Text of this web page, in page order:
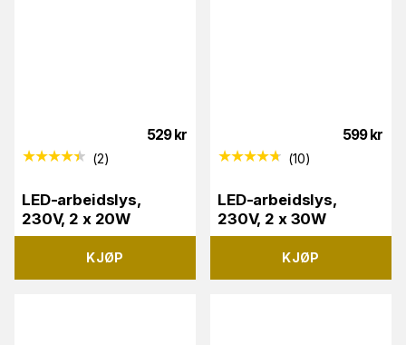
529 kr
(2)
LED-arbeidslys,
230V, 2 x 20W
KJØP
599 kr
(10)
LED-arbeidslys,
230V, 2 x 30W
KJØP